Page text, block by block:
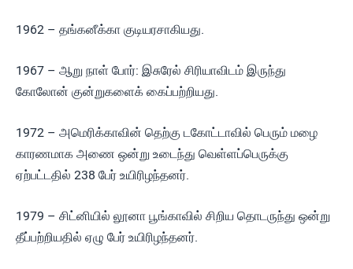
1962 – தங்கனீக்கா குடியரசாகியது.
1967 – ஆறு நாள் போர்: இசுரேல் சிரியாவிடம் இருந்து
கோலோன் குன்றுகளைக் கைப்பற்றியது.
1972 – அமெரிக்காவின் தெற்கு டகோட்டாவில் பெரும் மழை
காரணமாக அணை ஒன்று உடைந்து வெள்ளப்பெருக்கு
ஏற்பட்டதில் 238 பேர் உயிரிழந்தனர்.
1979 – சிட்னியில் லூனா பூங்காவில் சிறிய தொடருந்து ஒன்று
தீப்பற்றியதில் ஏழு பேர் உயிரிழந்தனர்.